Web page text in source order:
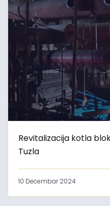
Revitalizacija kotla
Tuzla
10 Decembar 2024